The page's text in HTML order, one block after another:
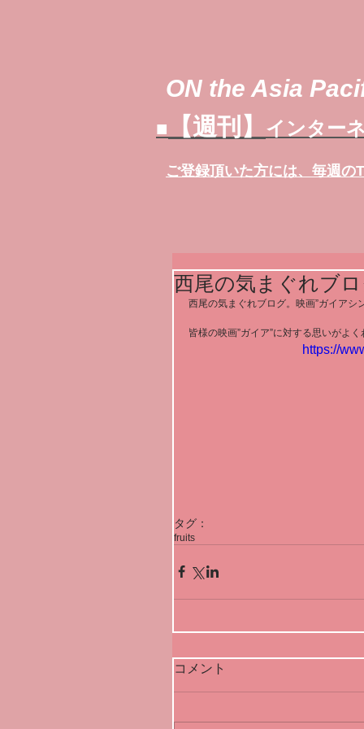
ON the Asia
■ 【週刊】 インター
ご登録頂いた方には、 毎週の
西尾の気まぐれブ
西尾の気まぐれブログ。映画”ガイアシ
皆様の映画”ガイア”に対する思いがよく
https://
タグ：
fruits
コメント